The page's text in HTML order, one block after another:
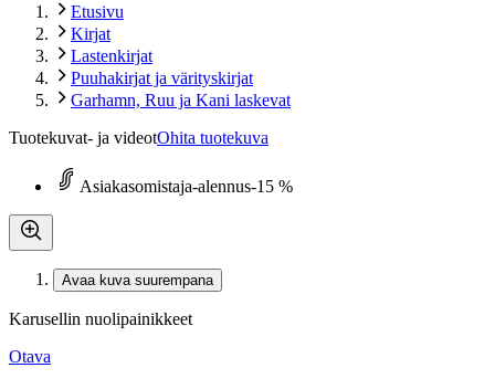
Etusivu
Kirjat
Lastenkirjat
Puuhakirjat ja värityskirjat
Garhamn, Ruu ja Kani laskevat
Tuotekuvat- ja videotOhita tuotekuva
Asiakasomistaja-alennus-15 %
Avaa kuva suurempana
Karusellin nuolipainikkeet
Otava